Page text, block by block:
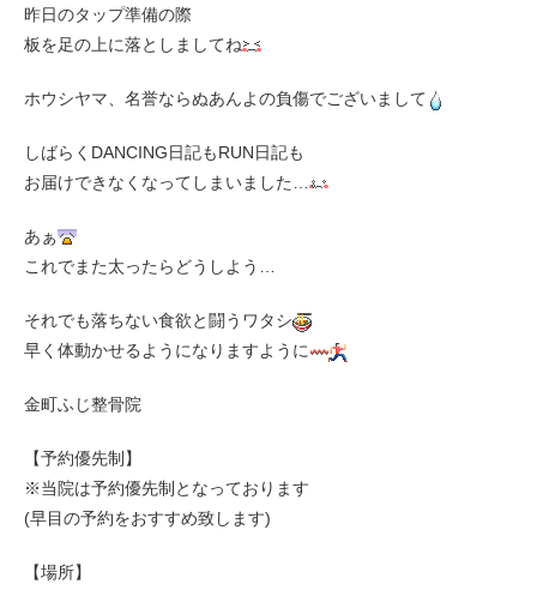
昨日のタップ準備の際
板を足の上に落としましてね
ホウシヤマ、名誉ならぬあんよの負傷でございまして
しばらくDANCING日記もRUN日記も
お届けできなくなってしまいました…
あぁ
これでまた太ったらどうしよう…
それでも落ちない食欲と闘うワタシ
早く体動かせるようになりますように
金町ふじ整骨院
【予約優先制】
※当院は予約優先制となっております
(早目の予約をおすすめ致します)
【場所】